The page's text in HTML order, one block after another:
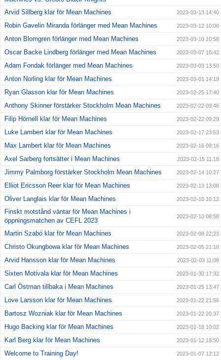
Arvid Sillberg klar för Mean Machines
2023-03-13 14:40
Robin Gavelin Miranda förlänger med Mean Machines 2023-03-12 10:00
Anton Blomgren förlänger med Mean Machines 2023-03-10 10:58
Oscar Backe Lindberg förlänger med Mean Machines 2023-03-07 16:42
Adam Fondak förlänger med Mean Machines 2023-03-03 13:50
Anton Norling klar för Mean Machines 2023-03-01 14:19
Ryan Glasson klar för Mean Machines 2023-02-25 17:40
Anthony Skinner förstärker Stockholm Mean Machines 2023-02-22 09:46
Filip Hörnell klar för Mean Machines 2023-02-22 09:29
Luke Lambert klar för Mean Machines 2023-02-17 23:53
Max Lambert klar för Mean Machines 2023-02-16 09:16
Axel Sarberg fortsätter i Mean Machines 2023-02-15 11:18
Jimmy Palmborg förstärker Stockholm Mean Machines 2023-02-14 10:27
Elliot Ericsson Reer klar för Mean Machines 2023-02-13 13:08
Oliver Langlais klar för Mean Machines 2023-02-10 10:12
Finskt motstånd väntar för Mean Machines i
öppningsmatchen av CEFL 2023
2023-02-10 08:58
Martin Szabó klar för Mean Machines 2023-02-08 22:23
Christo Okungbowa klar för Mean Machines 2023-02-05 21:18
Arvid Hansson klar för Mean Machines 2023-02-03 11:08
Sixten Motivala klar för Mean Machines 2023-01-30 17:32
Carl Östman tillbaka i Mean Machines 2023-01-25 13:47
Love Larsson klar för Mean Machines 2023-01-22 21:56
Bartosz Wozniak klar för Mean Machines 2023-01-22 20:37
Hugo Backing klar för Mean Machines 2023-01-18 10:02
Karl Berg klar för Mean Machines 2023-01-12 18:50
Welcome to Training Day! 2023-01-07 12:12